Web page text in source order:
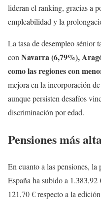
lideran el ranking, gracias a
empleabilidad y la
La tasa de desempleo sénior
conNavarra (6,79%),
como las regiones con
mejora en la incorporación
aunque persisten desafíos
discriminación por edad.
Pensiones más
En cuanto a las pensiones,
España ha subido a
121,70 € respecto a la